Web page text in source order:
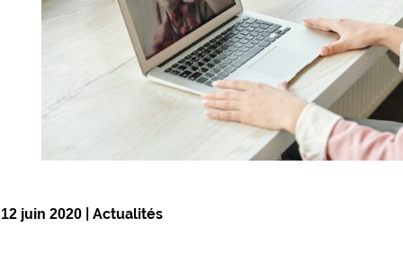
12 juin 2020 Actualités